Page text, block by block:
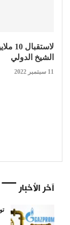
الشيخ الدولي
11 سبتمبر 2022
آخر الأخبار